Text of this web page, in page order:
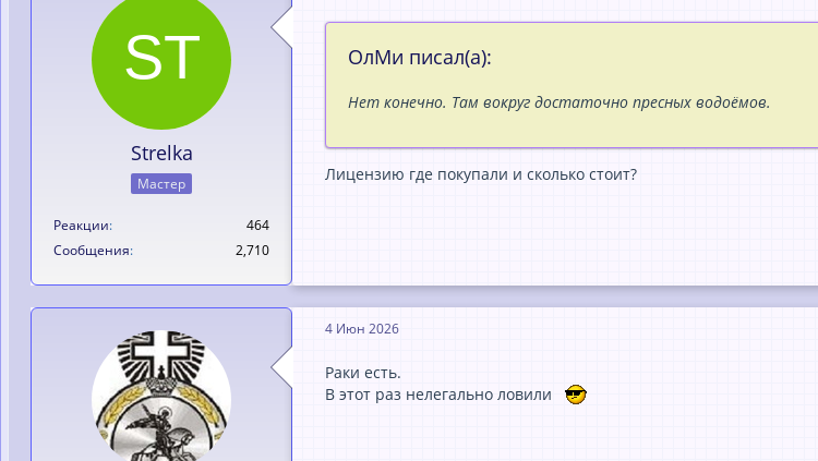
Strelka
Мастер
Реакции
464
Сообщения
2,710
ОлМи писал(а):
Нет конечно. Там вокруг достаточно пресных водоёмов.
Лицензию где покупали и сколько стоит?
4 Июн 2026
Раки есть.
В этот раз нелегально ловили